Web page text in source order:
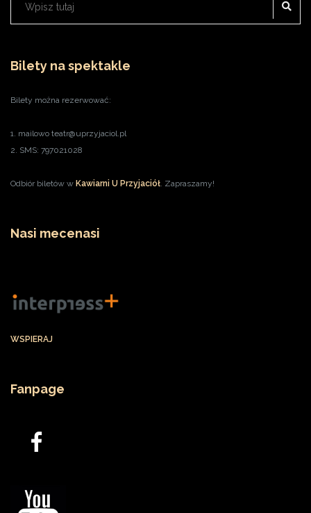
Szukaj:
Bilety na spektakle
Bilety można rezerwować:
1. mailowo teatr@uprzyjaciol.pl
2. SMS: 797021028
Odbiór biletów w Kawiarni U Przyjaciół. Zapraszamy!
Nasi mecenasi
WSPIERAJ
Fanpage